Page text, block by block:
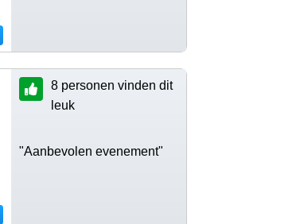
8 personen vinden dit
leuk
"Aanbevolen evenement"